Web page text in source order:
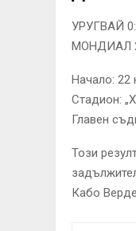
УРУГВАЙ
МОНДИАЛ
Начало: 22
Стадион:
Главен
Този
Кабо